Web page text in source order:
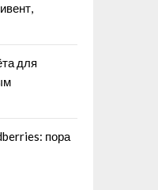
для
пора